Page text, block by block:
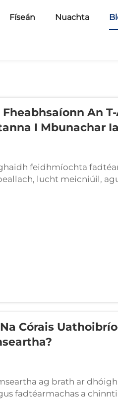
Físeán Nuachta
Fheabhsaíonn An
I Mbunachar
feidhmíochta
lucht meicniúil,
a nascann na
rialach, f...
Córais
ag brath ar
fadtéarmachas a